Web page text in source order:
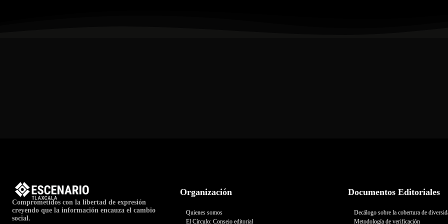
Comprometidos con la libertad de expresión
creyendo que la información encauza el cambio
social.
Organización
Quienes somos
El Círculo: Consejo editorial
Documentos Editoriales
Decálogo sobre la cobertura de
Metodología de verificación